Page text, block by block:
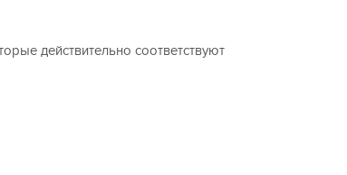
действительно соответствуют